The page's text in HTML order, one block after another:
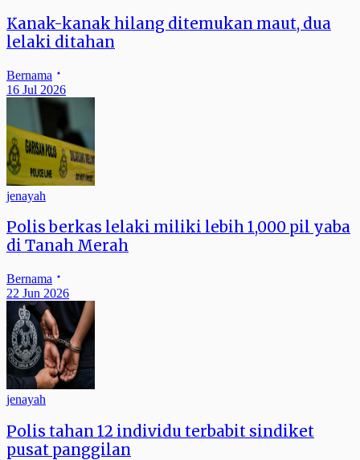
Kanak-kanak hilang ditemukan maut, dua
lelaki ditahan
Bernama
16 Jul 2026
jenayah
Polis berkas lelaki miliki lebih 1,000 pil yaba
di Tanah Merah
Bernama
22 Jun 2026
jenayah
Polis tahan 12 individu terbabit sindiket
pusat panggilan